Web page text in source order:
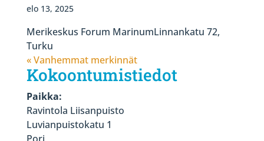
elo 13, 2025
Merikeskus Forum MarinumLinnankatu 72,
Turku
« Vanhemmat merkinnät
Kokoontumistiedot
Paikka:
Ravintola Liisanpuisto
Luvianpuistokatu 1